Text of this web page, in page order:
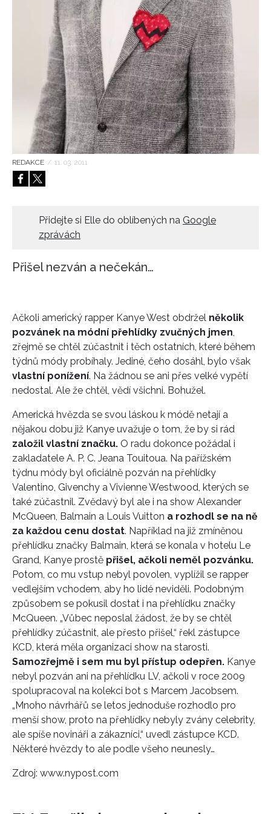
REDAKCE / 11. 03. 2011
Přidejte si Elle do oblíbených na Google
zprávách
Přišel nezván a nečekán…
Ačkoli americký rapper Kanye West obdržel několik
pozvánek na módní přehlídky zvučných jmen,
zřejmě se chtěl zúčastnit i těch ostatních, které během
týdnů módy probíhaly. Jediné, čeho dosáhl, bylo však
vlastní ponížení. Na žádnou se ani přes velké vypětí
nedostal. Ale že chtěl, vědí všichni. Bohužel.
Americká hvězda se svou láskou k módě netají a
nějakou dobu již Kanye uvažuje o tom, že by si rád
založil vlastní značku. O radu dokonce požádal i
zakladatele A. P. C. Jeana Touitoua. Na pařížském
týdnu módy byl oficiálně pozván na přehlídky
Valentino, Givenchy a Vivienne Westwood, kterých se
také zúčastnil. Zvědavý byl ale i na show Alexander
McQueen, Balmain a Louis Vuitton a rozhodl se na ně
za každou cenu dostat. Například na již zmíněnou
přehlídku značky Balmain, která se konala v hotelu Le
Grand, Kanye prostě přišel, ačkoli neměl pozvánku.
Potom, co mu vstup nebyl povolen, vyplížil se rapper
vedlejším vchodem, aby ho lidé neviděli. Podobným
způsobem se pokusil dostat i na přehlídku značky
McQueen. „Vůbec neposlal žádost, že by se chtěl
přehlídky zúčastnit, ale přesto přišel,“ řekl zástupce
KCD, která měla organizaci show na starosti.
Samozřejmě i sem mu byl přístup odepřen. Kanye
nebyl pozván ani na přehlídku LV, ačkoli v roce 2009
spolupracoval na kolekci bot s Marcem Jacobsem.
„Mnoho návrhářů se letos jednoduše rozhodlo pro
menší show, proto na přehlídky nebyly zvány celebrity,
ale spíše novináři a zákazníci,“ uvedl zástupce KCD.
Některé hvězdy to ale podle všeho neunesly…
Zdroj: www.nypost.com